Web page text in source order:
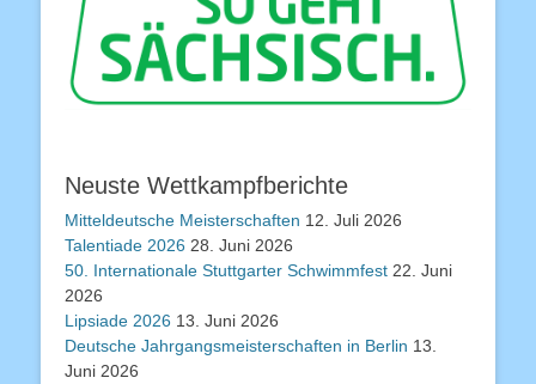
Neuste Wettkampfberichte
Mitteldeutsche Meisterschaften 12. Juli 2026
Talentiade 2026 28. Juni 2026
50. Internationale Stuttgarter Schwimmfest 22. Juni
2026
Lipsiade 2026 13. Juni 2026
Deutsche Jahrgangsmeisterschaften in Berlin 13.
Juni 2026